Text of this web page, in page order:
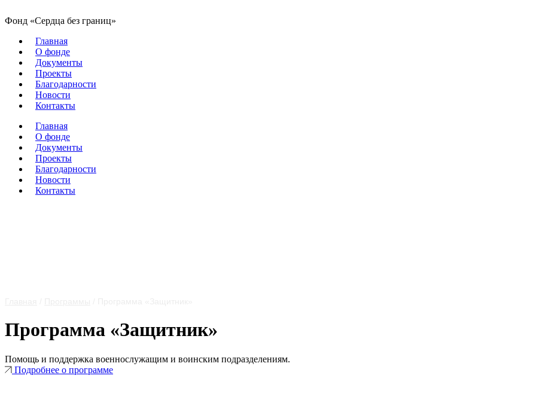
Фонд «Сердца без границ»
Главная
О фонде
Документы
Проекты
Благодарности
Новости
Контакты
Главная
О фонде
Документы
Проекты
Благодарности
Новости
Контакты
Программа «Защитник»
Помощь и поддержка военнослужащим и воинским подразделениям.
Подробнее о программе